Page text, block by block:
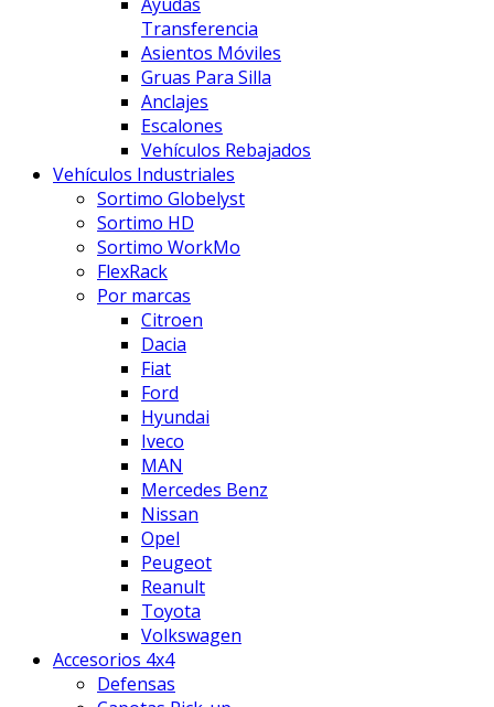
Transferencia
Asientos Móviles
Gruas Para Silla
Anclajes
Escalones
Vehículos Rebajados
Vehículos Industriales
Sortimo Globelyst
Sortimo HD
Sortimo WorkMo
FlexRack
Por marcas
Citroen
Dacia
Fiat
Ford
Hyundai
Iveco
MAN
Mercedes Benz
Nissan
Opel
Peugeot
Reanult
Toyota
Volkswagen
Accesorios 4x4
Defensas